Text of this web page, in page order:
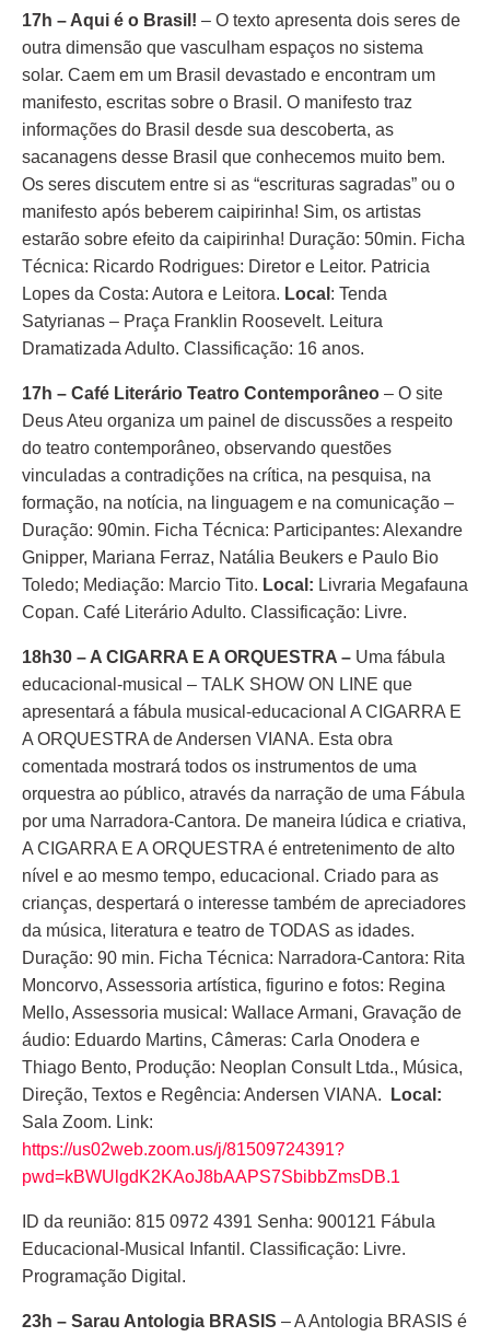
17h – Aqui é o Brasil! – O texto apresenta dois seres de
outra dimensão que vasculham espaços no sistema
solar. Caem em um Brasil devastado e encontram um
manifesto, escritas sobre o Brasil. O manifesto traz
informações do Brasil desde sua descoberta, as
sacanagens desse Brasil que conhecemos muito bem.
Os seres discutem entre si as “escrituras sagradas” ou o
manifesto após beberem caipirinha! Sim, os artistas
estarão sobre efeito da caipirinha! Duração: 50min. Ficha
Técnica: Ricardo Rodrigues: Diretor e Leitor. Patricia
Lopes da Costa: Autora e Leitora. Local : Tenda
Satyrianas – Praça Franklin Roosevelt. Leitura
Dramatizada Adulto. Classificação: 16 anos.
17h – Café Literário Teatro Contemporâneo – O site
Deus Ateu organiza um painel de discussões a respeito
do teatro contemporâneo, observando questões
vinculadas a contradições na crítica, na pesquisa, na
formação, na notícia, na linguagem e na comunicação –
Duração: 90min. Ficha Técnica: Participantes: Alexandre
Gnipper, Mariana Ferraz, Natália Beukers e Paulo Bio
Toledo; Mediação: Marcio Tito. Local: Livraria Megafauna
Copan. Café Literário Adulto. Classificação: Livre.
18h30 – A CIGARRA E A ORQUESTRA – Uma fábula
educacional-musical – TALK SHOW ON LINE que
apresentará a fábula musical-educacional A CIGARRA E
A ORQUESTRA de Andersen VIANA. Esta obra
comentada mostrará todos os instrumentos de uma
orquestra ao público, através da narração de uma Fábula
por uma Narradora-Cantora. De maneira lúdica e criativa,
A CIGARRA E A ORQUESTRA é entretenimento de alto
nível e ao mesmo tempo, educacional. Criado para as
crianças, despertará o interesse também de apreciadores
da música, literatura e teatro de TODAS as idades.
Duração: 90 min. Ficha Técnica: Narradora-Cantora: Rita
Moncorvo, Assessoria artística, figurino e fotos: Regina
Mello, Assessoria musical: Wallace Armani, Gravação de
áudio: Eduardo Martins, Câmeras: Carla Onodera e
Thiago Bento, Produção: Neoplan Consult Ltda., Música,
Direção, Textos e Regência: Andersen VIANA.
Local:
Sala Zoom. Link:
https://us02web.zoom.us/j/81509724391?
pwd=kBWUlgdK2KAoJ8bAAPS7SbibbZmsDB.1
ID da reunião: 815 0972 4391 Senha: 900121 Fábula
Educacional-Musical Infantil. Classificação: Livre.
Programação Digital.
23h – Sarau Antologia BRASIS – A Antologia BRASIS é